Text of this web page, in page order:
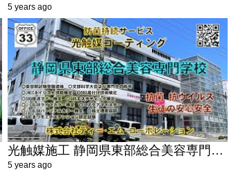
5 years ago
光触媒施工 静岡県東部総合美容専門学校 三島市 抗ウイルス 抗菌 抗菌持続サービス ティーエムコーポレーション
5 years ago